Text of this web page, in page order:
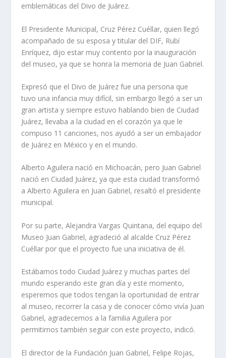
emblemáticas del Divo de Juárez.
El Presidente Municipal, Cruz Pérez Cuéllar, quien llegó
acompañado de su esposa y titular del DIF, Rubí
Enríquez, dijo estar muy contento por la inauguración
del museo, ya que se honra la memoria de Juan Gabriel.
Expresó que el Divo de Juárez fue una persona que
tuvo una infancia muy difícil, sin embargo llegó a ser un
gran artista y siempre estuvo hablando bien de Ciudad
Juárez, llevaba a la ciudad en el corazón ya que le
compuso 11 canciones, nos ayudó a ser un embajador
de Juárez en México y en el mundo.
Alberto Aguilera nació en Michoacán, pero Juan Gabriel
nació en Ciudad Juárez, ya que esta ciudad transformó
a Alberto Aguilera en Juan Gabriel, resaltó el presidente
municipal.
Por su parte, Alejandra Vargas Quintana, del equipo del
Museo Juan Gabriel, agradeció al alcalde Cruz Pérez
Cuéllar por que el proyecto fue una iniciativa de él.
Estábamos todo Ciudad Juárez y muchas partes del
mundo esperando este gran día y este momento,
esperemos que todos tengan la oportunidad de entrar
al museo, recorrer la casa y de conocer cómo vivía Juan
Gabriel, agradecemos a la familia Aguilera por
permitirnos también seguir con este proyecto, indicó.
El director de la Fundación Juan Gabriel, Felipe Rojas,